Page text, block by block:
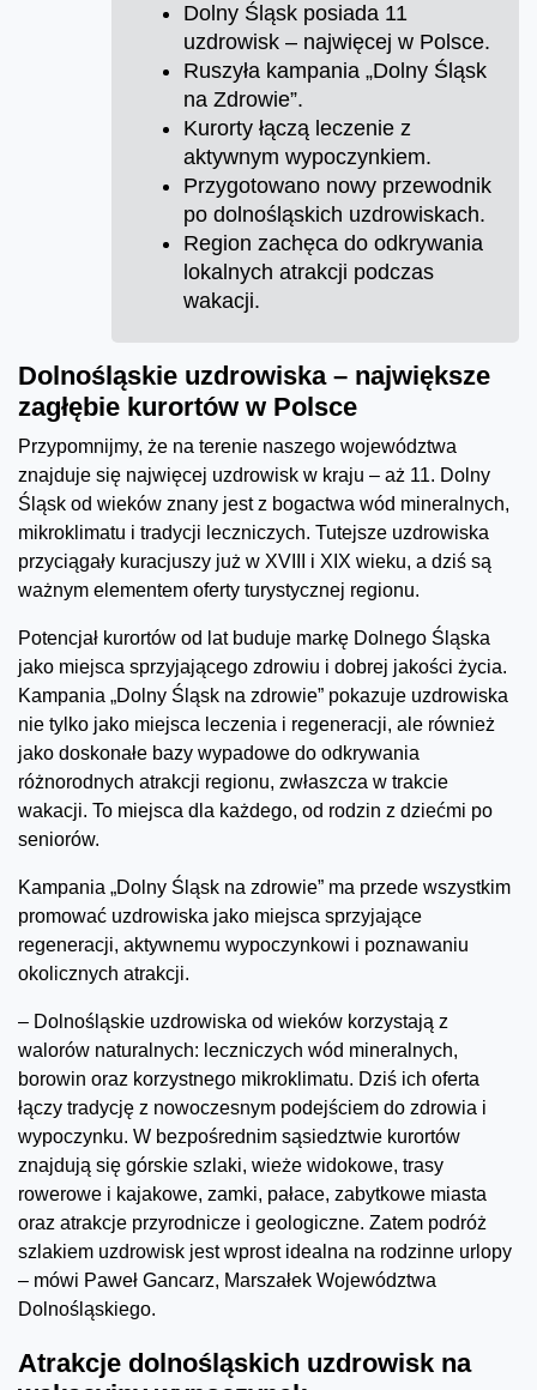
Dolny Śląsk posiada 11
uzdrowisk – najwięcej w Polsce.
Ruszyła kampania „Dolny Śląsk
na Zdrowie”.
Kurorty łączą leczenie z
aktywnym wypoczynkiem.
Przygotowano nowy przewodnik
po dolnośląskich uzdrowiskach.
Region zachęca do odkrywania
lokalnych atrakcji podczas
wakacji.
Dolnośląskie uzdrowiska – największe
zagłębie kurortów w Polsce
Przypomnijmy, że na terenie naszego województwa
znajduje się najwięcej uzdrowisk w kraju – aż 11. Dolny
Śląsk od wieków znany jest z bogactwa wód mineralnych,
mikroklimatu i tradycji leczniczych. Tutejsze uzdrowiska
przyciągały kuracjuszy już w XVIII i XIX wieku, a dziś są
ważnym elementem oferty turystycznej regionu.
Potencjał kurortów od lat buduje markę Dolnego Śląska
jako miejsca sprzyjającego zdrowiu i dobrej jakości życia.
Kampania „Dolny Śląsk na zdrowie” pokazuje uzdrowiska
nie tylko jako miejsca leczenia i regeneracji, ale również
jako doskonałe bazy wypadowe do odkrywania
różnorodnych atrakcji regionu, zwłaszcza w trakcie
wakacji. To miejsca dla każdego, od rodzin z dziećmi po
seniorów.
Kampania „Dolny Śląsk na zdrowie” ma przede wszystkim
promować uzdrowiska jako miejsca sprzyjające
regeneracji, aktywnemu wypoczynkowi i poznawaniu
okolicznych atrakcji.
– Dolnośląskie uzdrowiska od wieków korzystają z
walorów naturalnych: leczniczych wód mineralnych,
borowin oraz korzystnego mikroklimatu. Dziś ich oferta
łączy tradycję z nowoczesnym podejściem do zdrowia i
wypoczynku. W bezpośrednim sąsiedztwie kurortów
znajdują się górskie szlaki, wieże widokowe, trasy
rowerowe i kajakowe, zamki, pałace, zabytkowe miasta
oraz atrakcje przyrodnicze i geologiczne. Zatem podróż
szlakiem uzdrowisk jest wprost idealna na rodzinne urlopy
– mówi Paweł Gancarz, Marszałek Województwa
Dolnośląskiego.
Atrakcje dolnośląskich uzdrowisk na